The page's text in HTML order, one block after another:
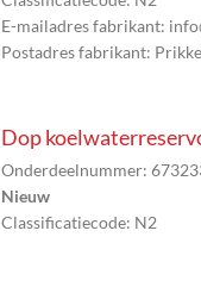
E-mailadres fabrikant:
Postadres fabrikant:
Dop
Onderdeelnummer:
Nieuw
Classificatiecode: N2